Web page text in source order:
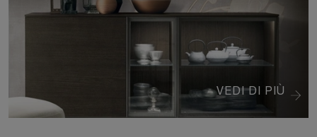
VEDI DI PIÙ